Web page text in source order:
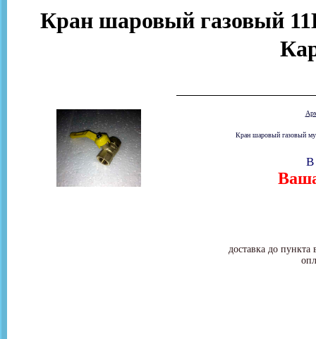
Кран шаровый газовый
Кран шаровый газовый
доставка до
В